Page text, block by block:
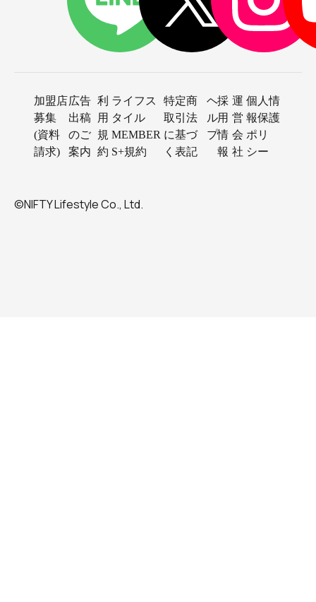
加盟店
募集
(資料
請求)
広告
出稿
のご
案内
利
用
規
約
ライフス
タイル
MEMBER
S+規約
特定商
取引法
に基づ
く表記
ヘ
ル
プ
採
用
情
報
運
営
会
社
個人情
報保護
ポリ
シー
©NIFTY Lifestyle Co., Ltd.